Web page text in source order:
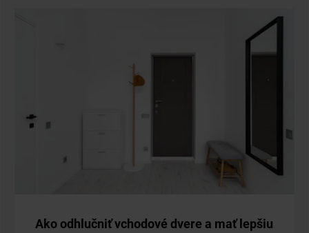
Ako od­hluč­niť vcho­do­vé dve­re a mať lep­šiu